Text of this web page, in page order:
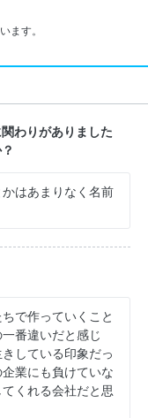
ます。
わりがありました
はあまりなく名前
で作っていくこと
番違いだと感じ
している印象だっ
業にも負けていな
くれる会社だと思